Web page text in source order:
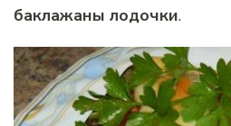
баклажаны лодочки.